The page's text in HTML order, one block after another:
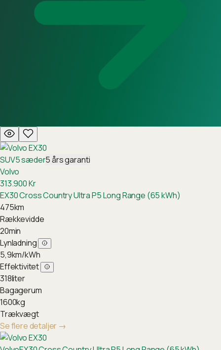
SUV5sæder5års garanti
Volvo
313.900Kr
EX30 Cross Country Ultra P5 Long Range (65 kWh)
475km
Rækkevidde
20min
Lynladning
5,9km/kWh
Effektivitet
318liter
Bagagerum
1600kg
Trækvægt
Se flere detaljer →